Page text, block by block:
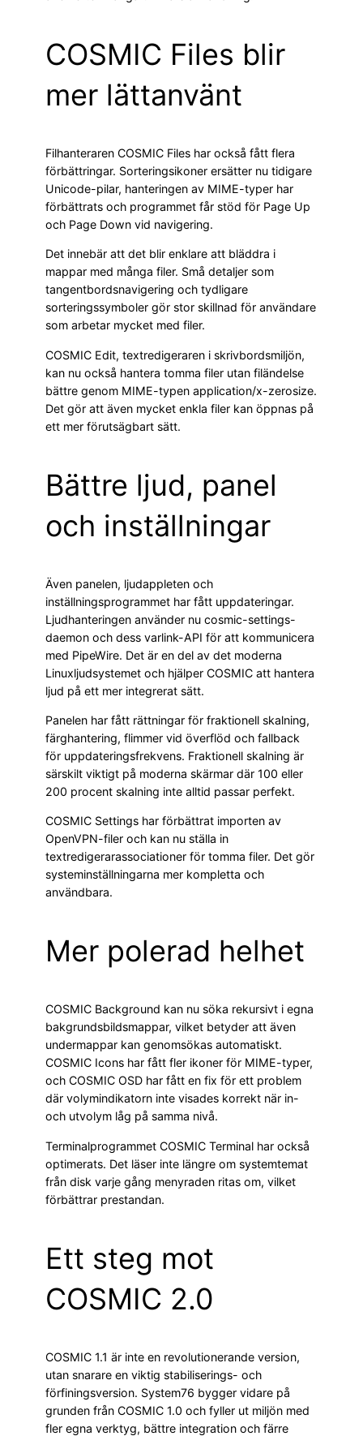
COSMIC Files blir
mer lättanvänt
Filhanteraren COSMIC Files har också fått flera
förbättringar. Sorteringsikoner ersätter nu tidigare
Unicode-pilar, hanteringen av MIME-typer har
förbättrats och programmet får stöd för Page Up
och Page Down vid navigering.
Det innebär att det blir enklare att bläddra i
mappar med många filer. Små detaljer som
tangentbordsnavigering och tydligare
sorteringssymboler gör stor skillnad för användare
som arbetar mycket med filer.
COSMIC Edit, textredigeraren i skrivbordsmiljön,
kan nu också hantera tomma filer utan filändelse
bättre genom MIME-typen application/x-zerosize.
Det gör att även mycket enkla filer kan öppnas på
ett mer förutsägbart sätt.
Bättre ljud, panel
och inställningar
Även panelen, ljudappleten och
inställningsprogrammet har fått uppdateringar.
Ljudhanteringen använder nu cosmic-settings-
daemon och dess varlink-API för att kommunicera
med PipeWire. Det är en del av det moderna
Linuxljudsystemet och hjälper COSMIC att hantera
ljud på ett mer integrerat sätt.
Panelen har fått rättningar för fraktionell skalning,
färghantering, flimmer vid överflöd och fallback
för uppdateringsfrekvens. Fraktionell skalning är
särskilt viktigt på moderna skärmar där 100 eller
200 procent skalning inte alltid passar perfekt.
COSMIC Settings har förbättrat importen av
OpenVPN-filer och kan nu ställa in
textredigerarassociationer för tomma filer. Det gör
systeminställningarna mer kompletta och
användbara.
Mer polerad helhet
COSMIC Background kan nu söka rekursivt i egna
bakgrundsbildsmappar, vilket betyder att även
undermappar kan genomsökas automatiskt.
COSMIC Icons har fått fler ikoner för MIME-typer,
och COSMIC OSD har fått en fix för ett problem
där volymindikatorn inte visades korrekt när in-
och utvolym låg på samma nivå.
Terminalprogrammet COSMIC Terminal har också
optimerats. Det läser inte längre om systemtemat
från disk varje gång menyraden ritas om, vilket
förbättrar prestandan.
Ett steg mot
COSMIC 2.0
COSMIC 1.1 är inte en revolutionerande version,
utan snarare en viktig stabiliserings- och
förfiningsversion. System76 bygger vidare på
grunden från COSMIC 1.0 och fyller ut miljön med
fler egna verktyg, bättre integration och färre